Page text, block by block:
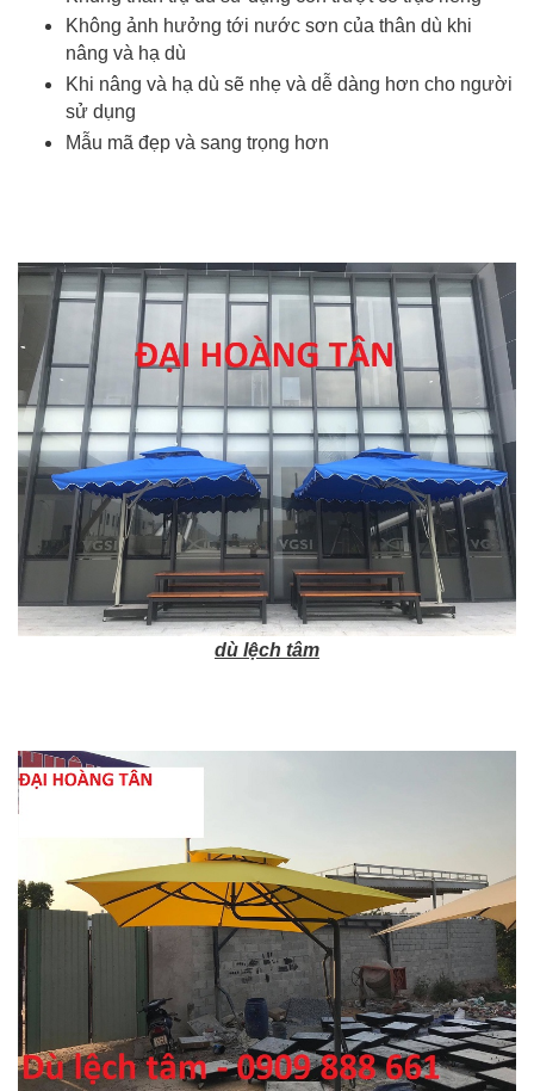
Không ảnh hưởng tới nước sơn của thân dù khi
nâng và hạ dù
Khi nâng và hạ dù sẽ nhẹ và dễ dàng hơn cho người
sử dụng
Mẫu mã đẹp và sang trọng hơn
dù lệch tâm